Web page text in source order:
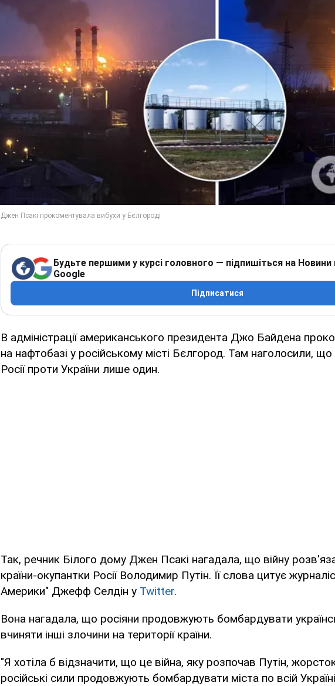
Будьте першими у курсі головного — підпишіться на Новини
Google
Підписатися
В адміністрації американського президента Джо Байдена
на нафтобазі у російському місті Бєлгород. Там наголосили, що
Росії проти України лише один.
Так, речник Білого дому Джен Псакі нагадала, що війну
країни-окупантки Росії Володимир Путін. Її слова цитує
Америки" Джефф Селдін у Twitter.
Вона нагадала, що росіяни продовжують бомбардувати
вчиняти інші злочини на території країни.
"Я хотіла б відзначити, що це війна, яку розпочав Путін,
російські сили продовжують бомбардувати міста по всій